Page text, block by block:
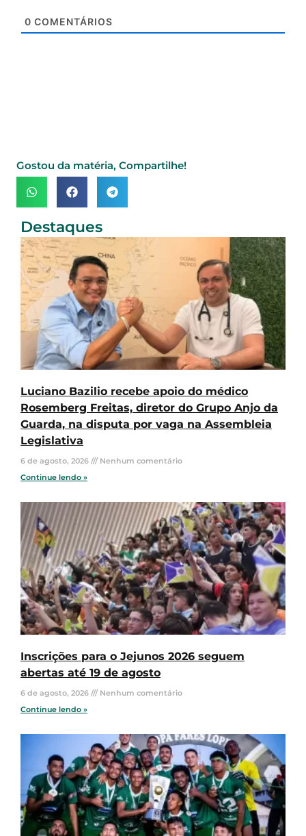
0 COMENTÁRIOS
Gostou da matéria, Compartilhe!
Destaques
Luciano Bazilio recebe apoio do médico
Rosemberg Freitas, diretor do Grupo Anjo da
Guarda, na disputa por vaga na Assembleia
Legislativa
6 de agosto, 2026
Nenhum comentário
Continue lendo »
Inscrições para o Jejunos 2026 seguem
abertas até 19 de agosto
6 de agosto, 2026
Nenhum comentário
Continue lendo »